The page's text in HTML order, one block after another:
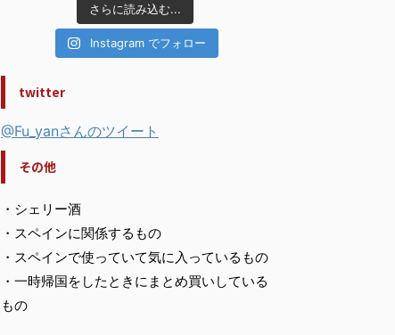
さらに読み込む...
Instagram でフォロー
twitter
@Fu_yanさんのツイート
その他
・シェリー酒
・スペインに関係するもの
・スペインで使っていて気に入っているもの
・一時帰国をしたときにまとめ買いしている
もの